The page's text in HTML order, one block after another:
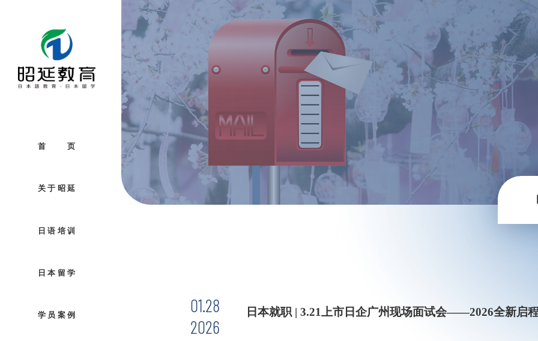
首 页
关于昭延
日语培训
日本留学
学员案例
01.28
2026
日本就职 | 3.21上市日企广州现场面试会——2026全新启程